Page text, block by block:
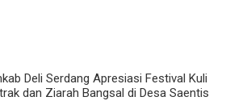
Deli Serdang Apresiasi Festival Kuli
dan Ziarah Bangsal di Desa Saentis